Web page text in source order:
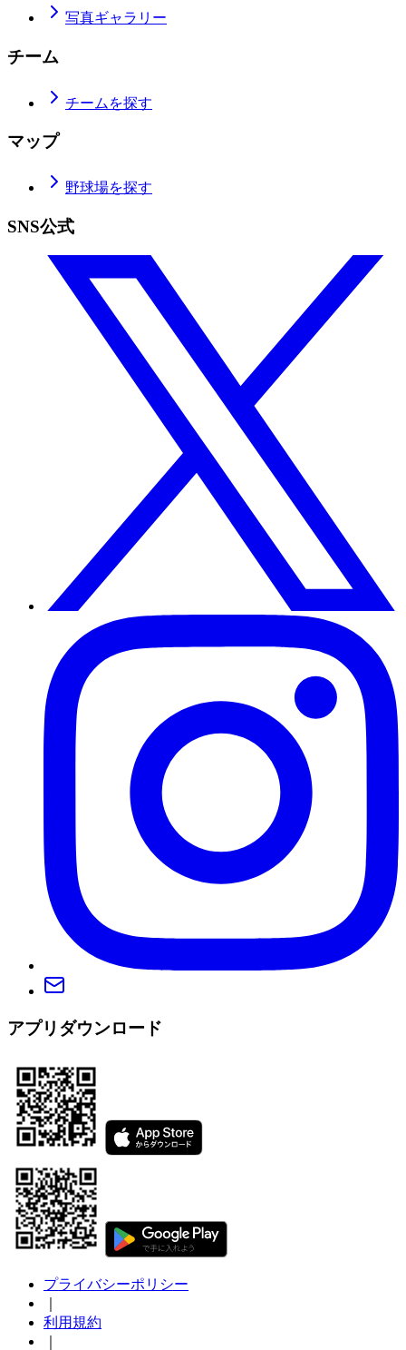
写真ギャラリー
チーム
チームを探す
マップ
野球場を探す
SNS公式
アプリダウンロード
プライバシーポリシー
利用規約